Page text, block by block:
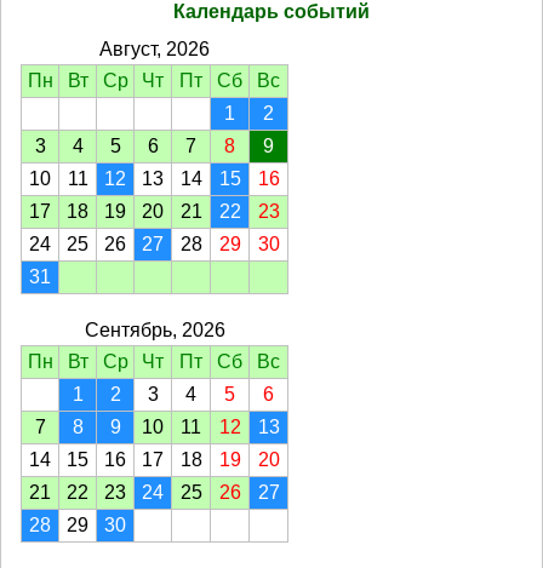
Календарь событий
Август, 2026
Пн
Вт Ср Чт Пт Сб
Вс
1
2
3
4 5 6 7 8
9
10
11 12 13 14 15
16
17
18 19 20 21 22
23
24
25 26 27 28 29
30
31
Сентябрь, 2026
Пн
Вт Ср Чт Пт Сб
Вс
1
2 3 4 5
6
7
8 9 10 11 12
13
14
15 16 17 18 19
20
21
22 23 24 25 26
27
28
29 30